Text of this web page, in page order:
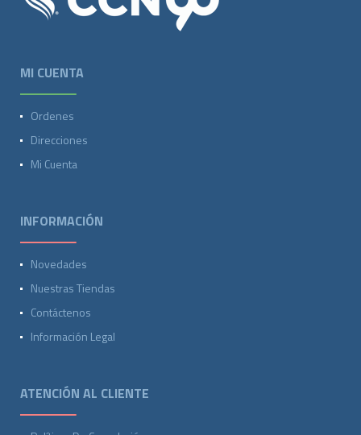
MI CUENTA
Ordenes
Direcciones
Mi Cuenta
INFORMACIÓN
Novedades
Nuestras Tiendas
Contáctenos
Información Legal
ATENCIÓN AL CLIENTE